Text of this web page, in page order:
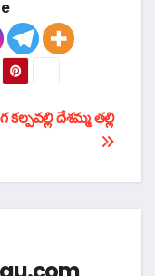
కల్పవల్లి దేశమ్మ తల్లి